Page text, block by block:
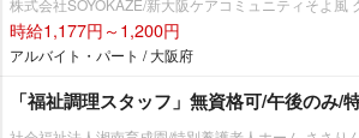
株式会社SOYOKAZE/新大阪ケアコミュニティそよ風
時給1,177円～1,200円
アルバイト・パート / 大阪府
「福祉調理スタッフ」無資格可/午後のみ/